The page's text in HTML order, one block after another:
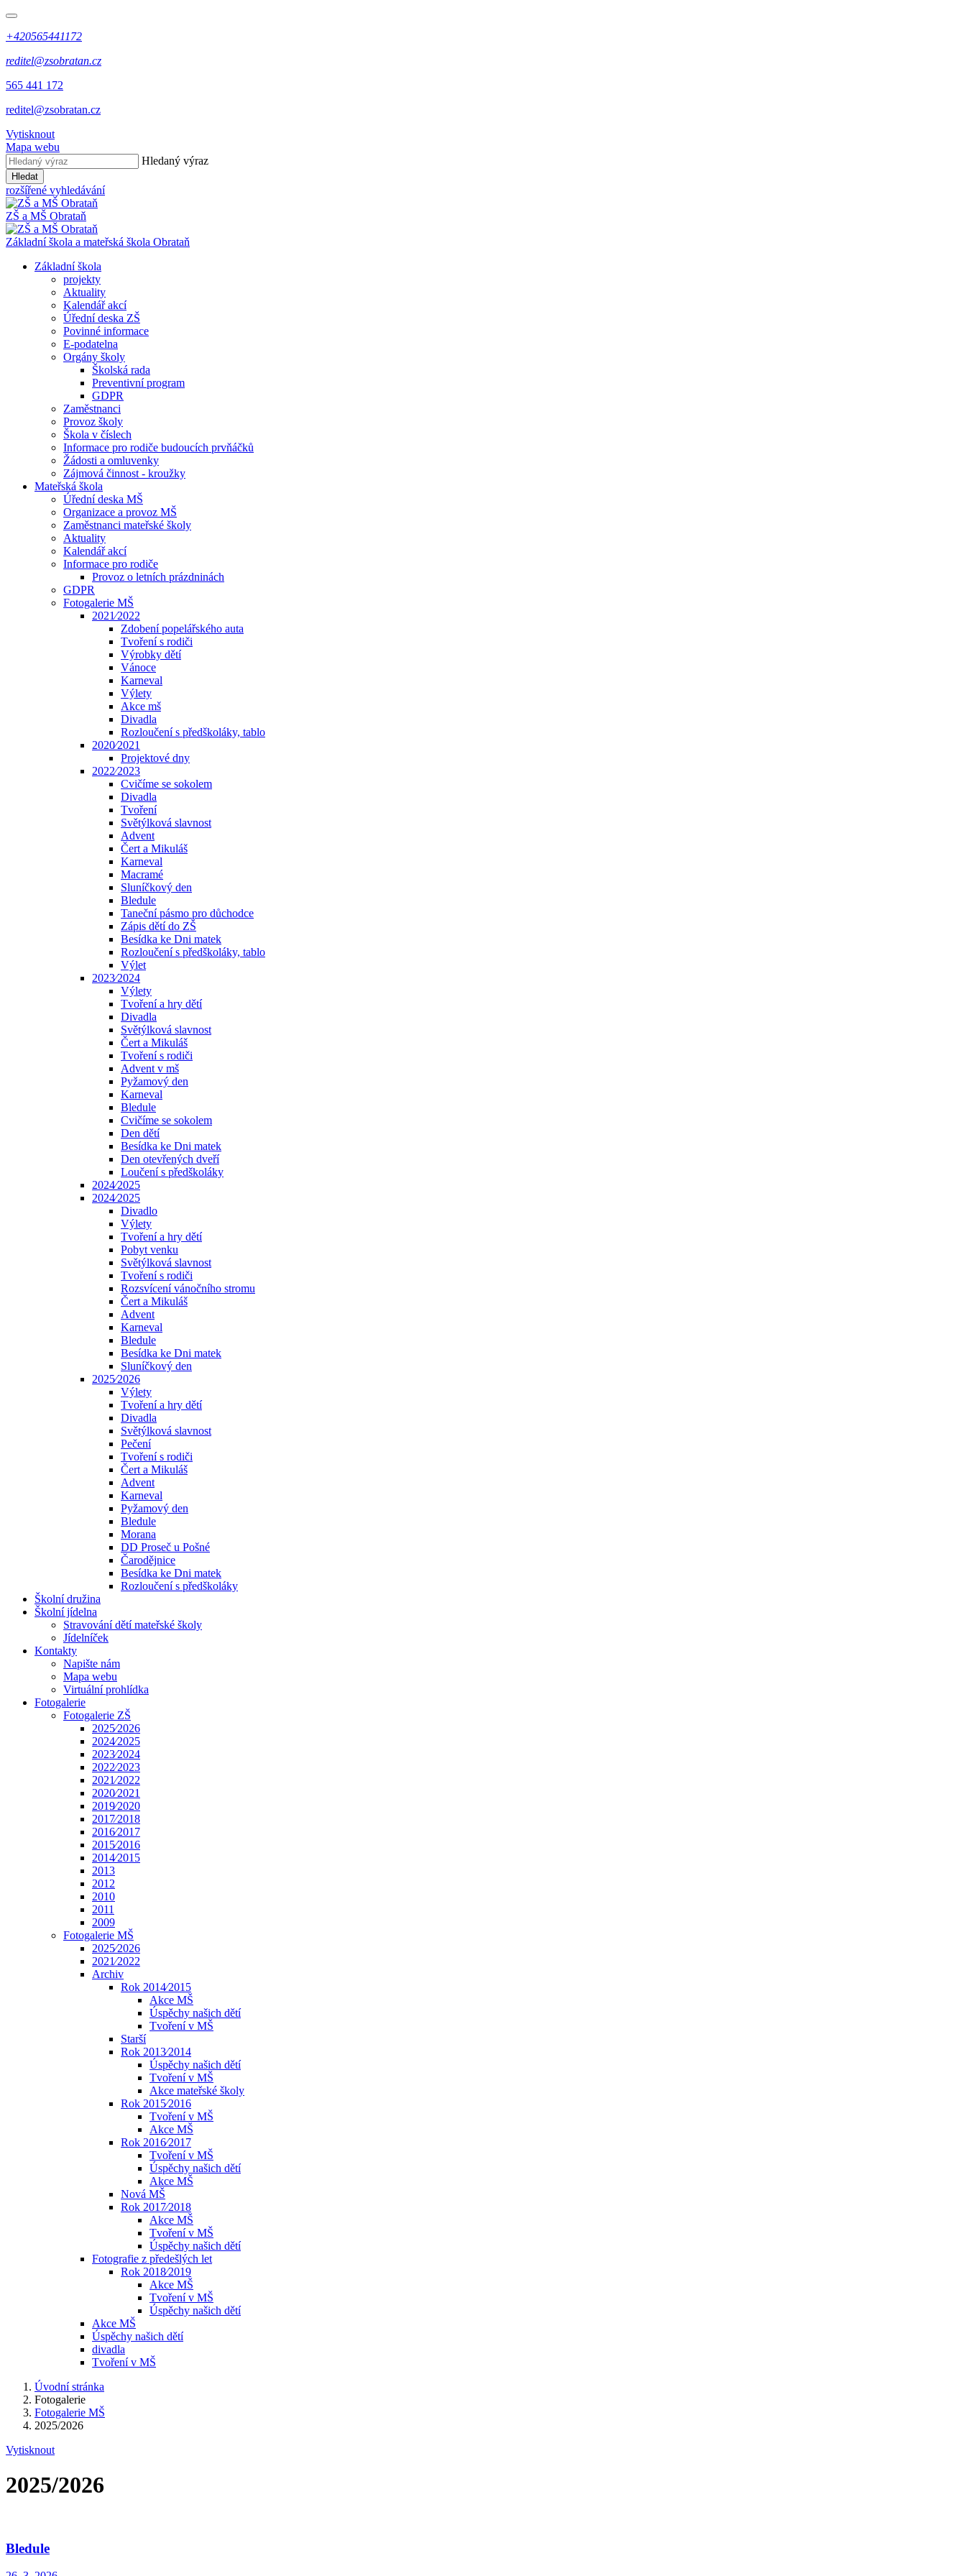
+420565441172
reditel@zsobratan.cz
565 441 172
reditel@zsobratan.cz
Vytisknout
Mapa webu
Hledaný výraz
Hledat
rozšířené vyhledávání
ZŠ a MŠ Obrataň
Základní škola a mateřská škola Obrataň
Základní škola
projekty
Aktuality
Kalendář akcí
Úřední deska ZŠ
Povinné informace
E-podatelna
Orgány školy
Školská rada
Preventivní program
GDPR
Zaměstnanci
Provoz školy
Škola v číslech
Informace pro rodiče budoucích prvňáčků
Žádosti a omluvenky
Zájmová činnost - kroužky
Mateřská škola
Úřední deska MŠ
Organizace a provoz MŠ
Zaměstnanci mateřské školy
Aktuality
Kalendář akcí
Informace pro rodiče
Provoz o letních prázdninách
GDPR
Fotogalerie MŠ
2021⁄2022
Zdobení popelářského auta
Tvoření s rodiči
Výrobky dětí
Vánoce
Karneval
Výlety
Akce mš
Divadla
Rozloučení s předškoláky, tablo
2020⁄2021
Projektové dny
2022⁄2023
Cvičíme se sokolem
Divadla
Tvoření
Světýlková slavnost
Advent
Čert a Mikuláš
Karneval
Macramé
Sluníčkový den
Bledule
Taneční pásmo pro důchodce
Zápis dětí do ZŠ
Besídka ke Dni matek
Rozloučení s předškoláky, tablo
Výlet
2023⁄2024
Výlety
Tvoření a hry dětí
Divadla
Světýlková slavnost
Čert a Mikuláš
Tvoření s rodiči
Advent v mš
Pyžamový den
Karneval
Bledule
Cvičíme se sokolem
Den dětí
Besídka ke Dni matek
Den otevřených dveří
Loučení s předškoláky
2024⁄2025
2024⁄2025
Divadlo
Výlety
Tvoření a hry dětí
Pobyt venku
Světýlková slavnost
Tvoření s rodiči
Rozsvícení vánočního stromu
Čert a Mikuláš
Advent
Karneval
Bledule
Besídka ke Dni matek
Sluníčkový den
2025⁄2026
Výlety
Tvoření a hry dětí
Divadla
Světýlková slavnost
Pečení
Tvoření s rodiči
Čert a Mikuláš
Advent
Karneval
Pyžamový den
Bledule
Morana
DD Proseč u Pošné
Čarodějnice
Besídka ke Dni matek
Rozloučení s předškoláky
Školní družina
Školní jídelna
Stravování dětí mateřské školy
Jídelníček
Kontakty
Napište nám
Mapa webu
Virtuální prohlídka
Fotogalerie
Fotogalerie ZŠ
2025⁄2026
2024⁄2025
2023⁄2024
2022⁄2023
2021⁄2022
2020⁄2021
2019⁄2020
2017⁄2018
2016⁄2017
2015⁄2016
2014⁄2015
2013
2012
2010
2011
2009
Fotogalerie MŠ
2025⁄2026
2021⁄2022
Archiv
Rok 2014⁄2015
Akce MŠ
Úspěchy našich dětí
Tvoření v MŠ
Starší
Rok 2013⁄2014
Úspěchy našich dětí
Tvoření v MŠ
Akce mateřské školy
Rok 2015⁄2016
Tvoření v MŠ
Akce MŠ
Rok 2016⁄2017
Tvoření v MŠ
Úspěchy našich dětí
Akce MŠ
Nová MŠ
Rok 2017⁄2018
Akce MŠ
Tvoření v MŠ
Úspěchy našich dětí
Fotografie z předešlých let
Rok 2018⁄2019
Akce MŠ
Tvoření v MŠ
Úspěchy našich dětí
Akce MŠ
Úspěchy našich dětí
divadla
Tvoření v MŠ
Úvodní stránka
Fotogalerie
Fotogalerie MŠ
2025/2026
Vytisknout
2025/2026
Bledule